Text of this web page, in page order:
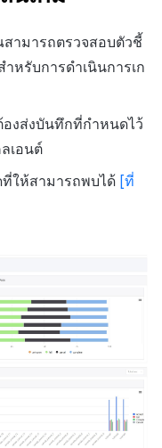
ามารถตรวจสอบตัวชี้
ำหรับการดำเนินการเก
งส่งบันทึกที่กำหนดไว้
เอนต์
ที่ให้สามารถพบได้ [ที่